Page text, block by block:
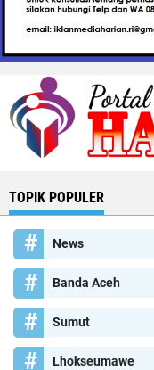
TOPIK POPULER
News
Banda Aceh
Sumut
Lhokseumawe